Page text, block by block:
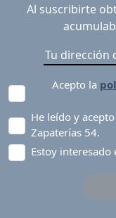
Al suscribirte
Acepto la
He leído y
Zapaterías 54.
Estoy